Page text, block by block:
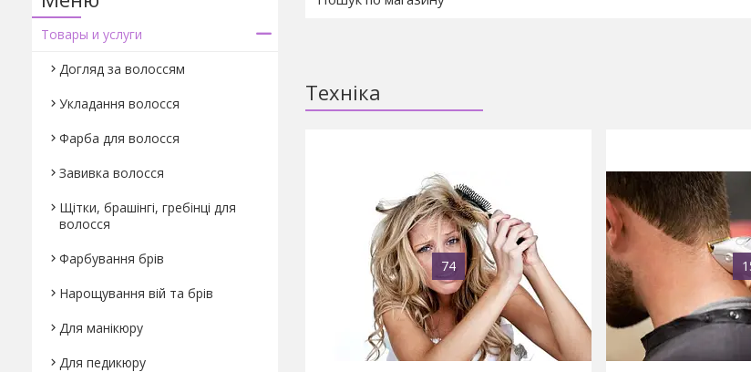
Техніка
74
Товары и услуги
Догляд за волоссям
Укладання волосся
Фарба для волосся
Завивка волосся
Щітки, брашінгі, гребінці для
волосся
Фарбування брів
Нарощування вій та брів
Для манікюру
Для педикюру